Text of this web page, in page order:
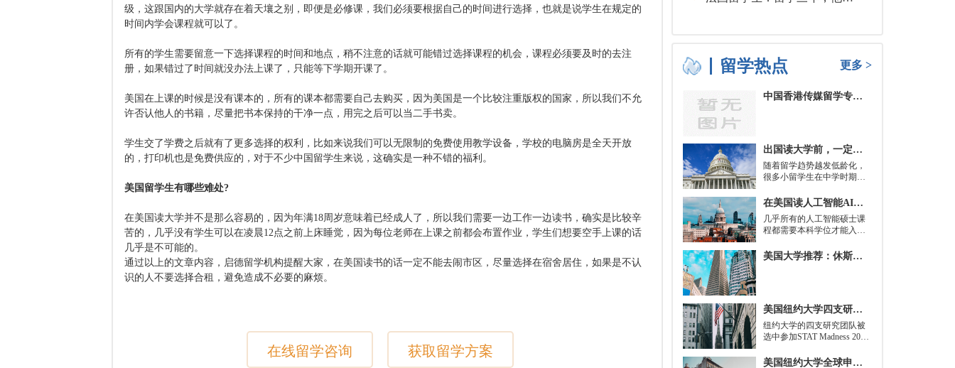
级，这跟国内的大学就存在着天壤之别，即便是必修课，我们必须要根据自己的时间进行选择，也就是说学生在规定的
时间内学会课程就可以了。
所有的学生需要留意一下选择课程的时间和地点，稍不注意的话就可能错过选择课程的机会，课程必须要及时的去注
册，如果错过了时间就没办法上课了，只能等下学期开课了。
美国在上课的时候是没有课本的，所有的课本都需要自己去购买，因为美国是一个比较注重版权的国家，所以我们不允
许否认他人的书籍，尽量把书本保持的干净一点，用完之后可以当二手书卖。
学生交了学费之后就有了更多选择的权利，比如来说我们可以无限制的免费使用教学设备，学校的电脑房是全天开放
的，打印机也是免费供应的，对于不少中国留学生来说，这确实是一种不错的福利。
美国留学生有哪些难处?
在美国读大学并不是那么容易的，因为年满18周岁意味着已经成人了，所以我们需要一边工作一边读书，确实是比较辛
苦的，几乎没有学生可以在凌晨12点之前上床睡觉，因为每位老师在上课之前都会布置作业，学生们想要空手上课的话
几乎是不可能的。
通过以上的文章内容，启德留学机构提醒大家，在美国读书的话一定不能去闹市区，尽量选择在宿舍居住，如果是不认
识的人不要选择合租，避免造成不必要的麻烦。
在线留学咨询 获取留学方案
留学热点 更多 >
中国香港传媒留学专业分类及申请要求
出国读大学前，一定要培养的基本生活技能有哪些？
随着留学趋势越发低龄化，
很多小留学生在中学时期就
其实都是为了大学生活做准
在美国读人工智能AI硕士入学条件及大学推荐
几乎所有的人工智能硕士课
程都需要本科学位才能入
需要特定领域的本科学位。
下，你只需要一个理论基础
就可以开始就读这类项目：
即先参加几门先修课程，通
常包括程序语言，如
Python、微积分和计算机科
美国大学推荐：休斯顿的大学
美国纽约大学四支研究团队被选中参加STAT Madness 2022竞赛
​纽约大学的四支研究团队被
选中参加STAT Madness 2022
三月疯狂启发的健康和科学
美国纽约大学全球申请群体规模不断扩大